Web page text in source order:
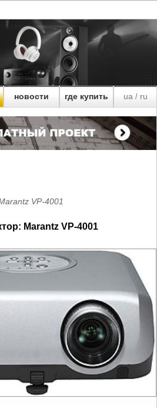
новости где купить ua/ ru
VP-4001
Marantz VP-4001